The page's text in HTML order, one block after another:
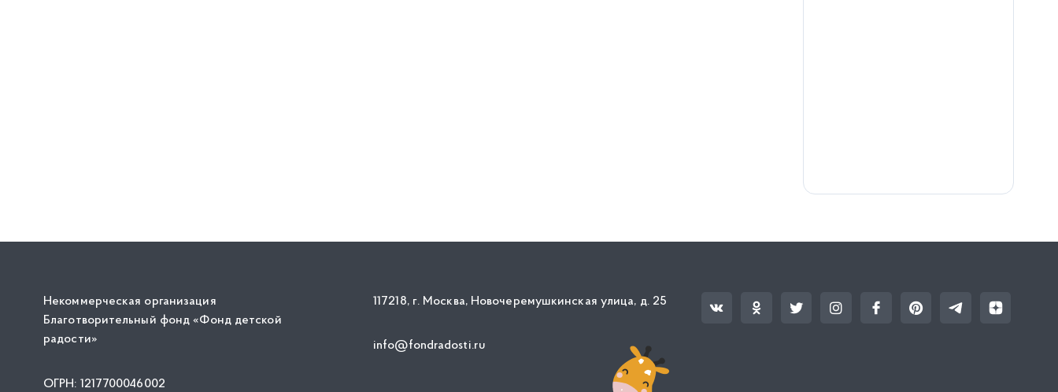
Некоммерческая организация
Благотворительный фонд «Фонд детской
радости»
ОГРН: 1217700046002
117218, г. Москва, Новочеремушкинская улица, д. 25
info@fondradosti.ru